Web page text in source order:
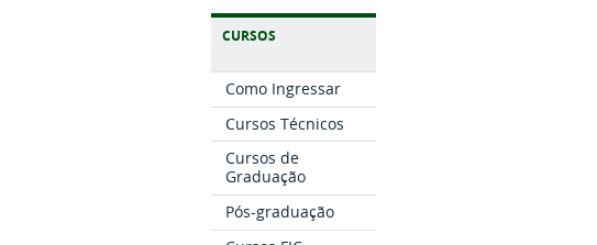
CURSOS
Como Ingressar
Cursos Técnicos
Cursos de
Graduação
Pós-graduação